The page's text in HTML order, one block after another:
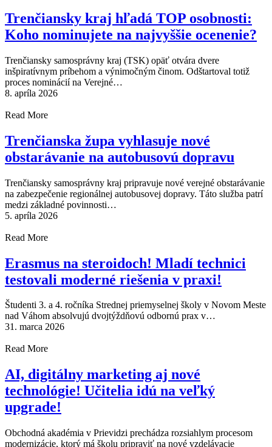
Trenčiansky kraj hľadá TOP osobnosti:
Koho nominujete na najvyššie ocenenie?
Trenčiansky samosprávny kraj (TSK) opäť otvára dvere
inšpiratívnym príbehom a výnimočným činom. Odštartoval totiž
proces nominácií na Verejné…
8. apríla 2026
Read More
Trenčianska župa vyhlasuje nové
obstarávanie na autobusovú dopravu
Trenčiansky samosprávny kraj pripravuje nové verejné obstarávanie
na zabezpečenie regionálnej autobusovej dopravy. Táto služba patrí
medzi základné povinnosti…
5. apríla 2026
Read More
Erasmus na steroidoch! Mladí technici
testovali moderné riešenia v praxi!
Študenti 3. a 4. ročníka Strednej priemyselnej školy v Novom Meste
nad Váhom absolvujú dvojtýždňovú odbornú prax v…
31. marca 2026
Read More
AI, digitálny marketing aj nové
technológie! Učitelia idú na veľký
upgrade!
Obchodná akadémia v Prievidzi prechádza rozsiahlym procesom
modernizácie, ktorý má školu pripraviť na nové vzdelávacie